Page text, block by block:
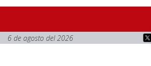
6 de agosto del 2026